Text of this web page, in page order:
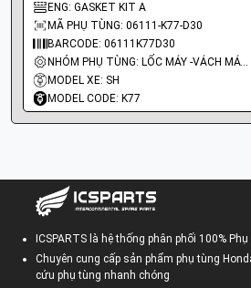
ENG: GASKET KIT A
MÃ PHỤ TÙNG: 06111-K77-D30
BARCODE: 06111K77D30
NHÓM PHỤ TÙNG: LỐC MÁY -VÁCH MÁY - GIOĂNG MÁY
MODEL XE: SH
MODEL CODE: K77
ICSPARTS là hệ thống phân phối 100%
Chuyên cung cấp sản phẩm phụ tùng
cứu phụ tùng nhanh chóng